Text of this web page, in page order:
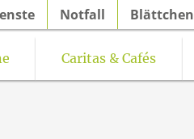
Caritas & Cafés
Notfall Blättchen